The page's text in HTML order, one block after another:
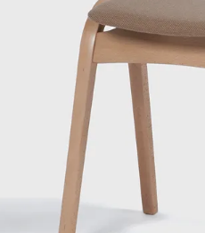
フランジパニラタン
mina perhonen